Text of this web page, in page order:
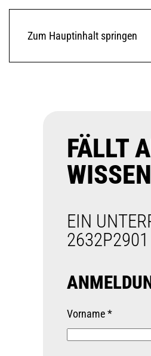
Zum Hauptinhalt springen
FÄLLT
EIN
2632P2901
Vorname*